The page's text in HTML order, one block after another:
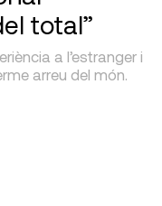
total”
a l’estranger i
arreu del món.